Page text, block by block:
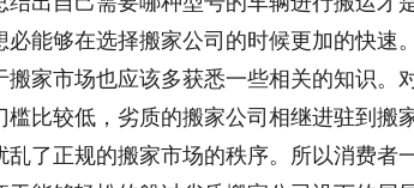
能够在选择搬家公司的时候更加的快速
家市场也应该多获悉一些相关的知识。
比较低，劣质的搬家公司相继进驻到搬
了正规的搬家市场的秩序。所以消费者